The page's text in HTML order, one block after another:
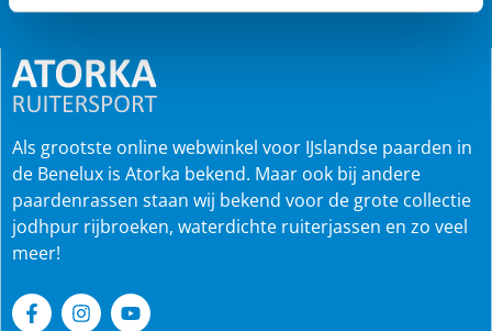
Als grootste online webwinkel voor IJslandse paarden in
de Benelux is Atorka bekend. Maar ook bij andere
paardenrassen staan wij bekend voor de grote collectie
jodhpur rijbroeken, waterdichte ruiterjassen en zo veel
meer!